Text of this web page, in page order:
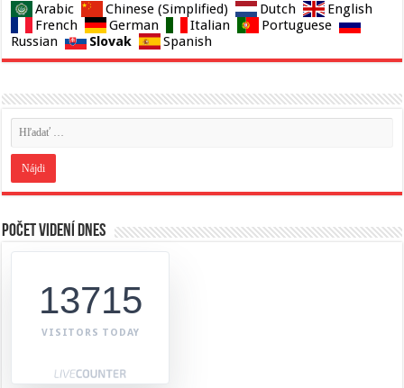
Arabic Chinese (Simplified) Dutch
English
French
German Italian
Portuguese
Russian
Slovak Spanish
Počet videní dnes
13715
VISITORS TODAY